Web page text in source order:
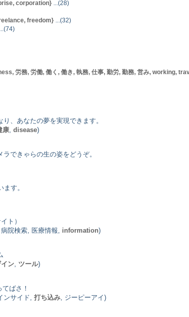
corporation} ...(28)
freedom} ...(32)
...(74)
労務, 労働, 働く, 働き, 執務, 仕事, 勤労, 勤務, 営み, working,
、あなたの夢を実現できます。
康 disease)
できゃらの生の姿をどうぞ。
す。
ト）
病院検索, 医療情報, information)
ン ツール)
ばさ！
ンサイド, 打ち込み , ジーピーアイ)